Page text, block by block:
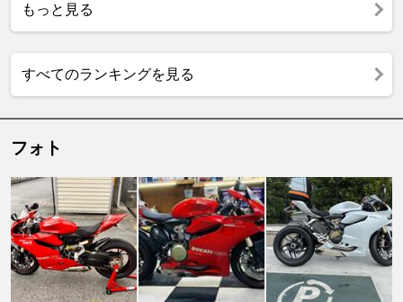
もっと見る
すべてのランキングを見る
フォト